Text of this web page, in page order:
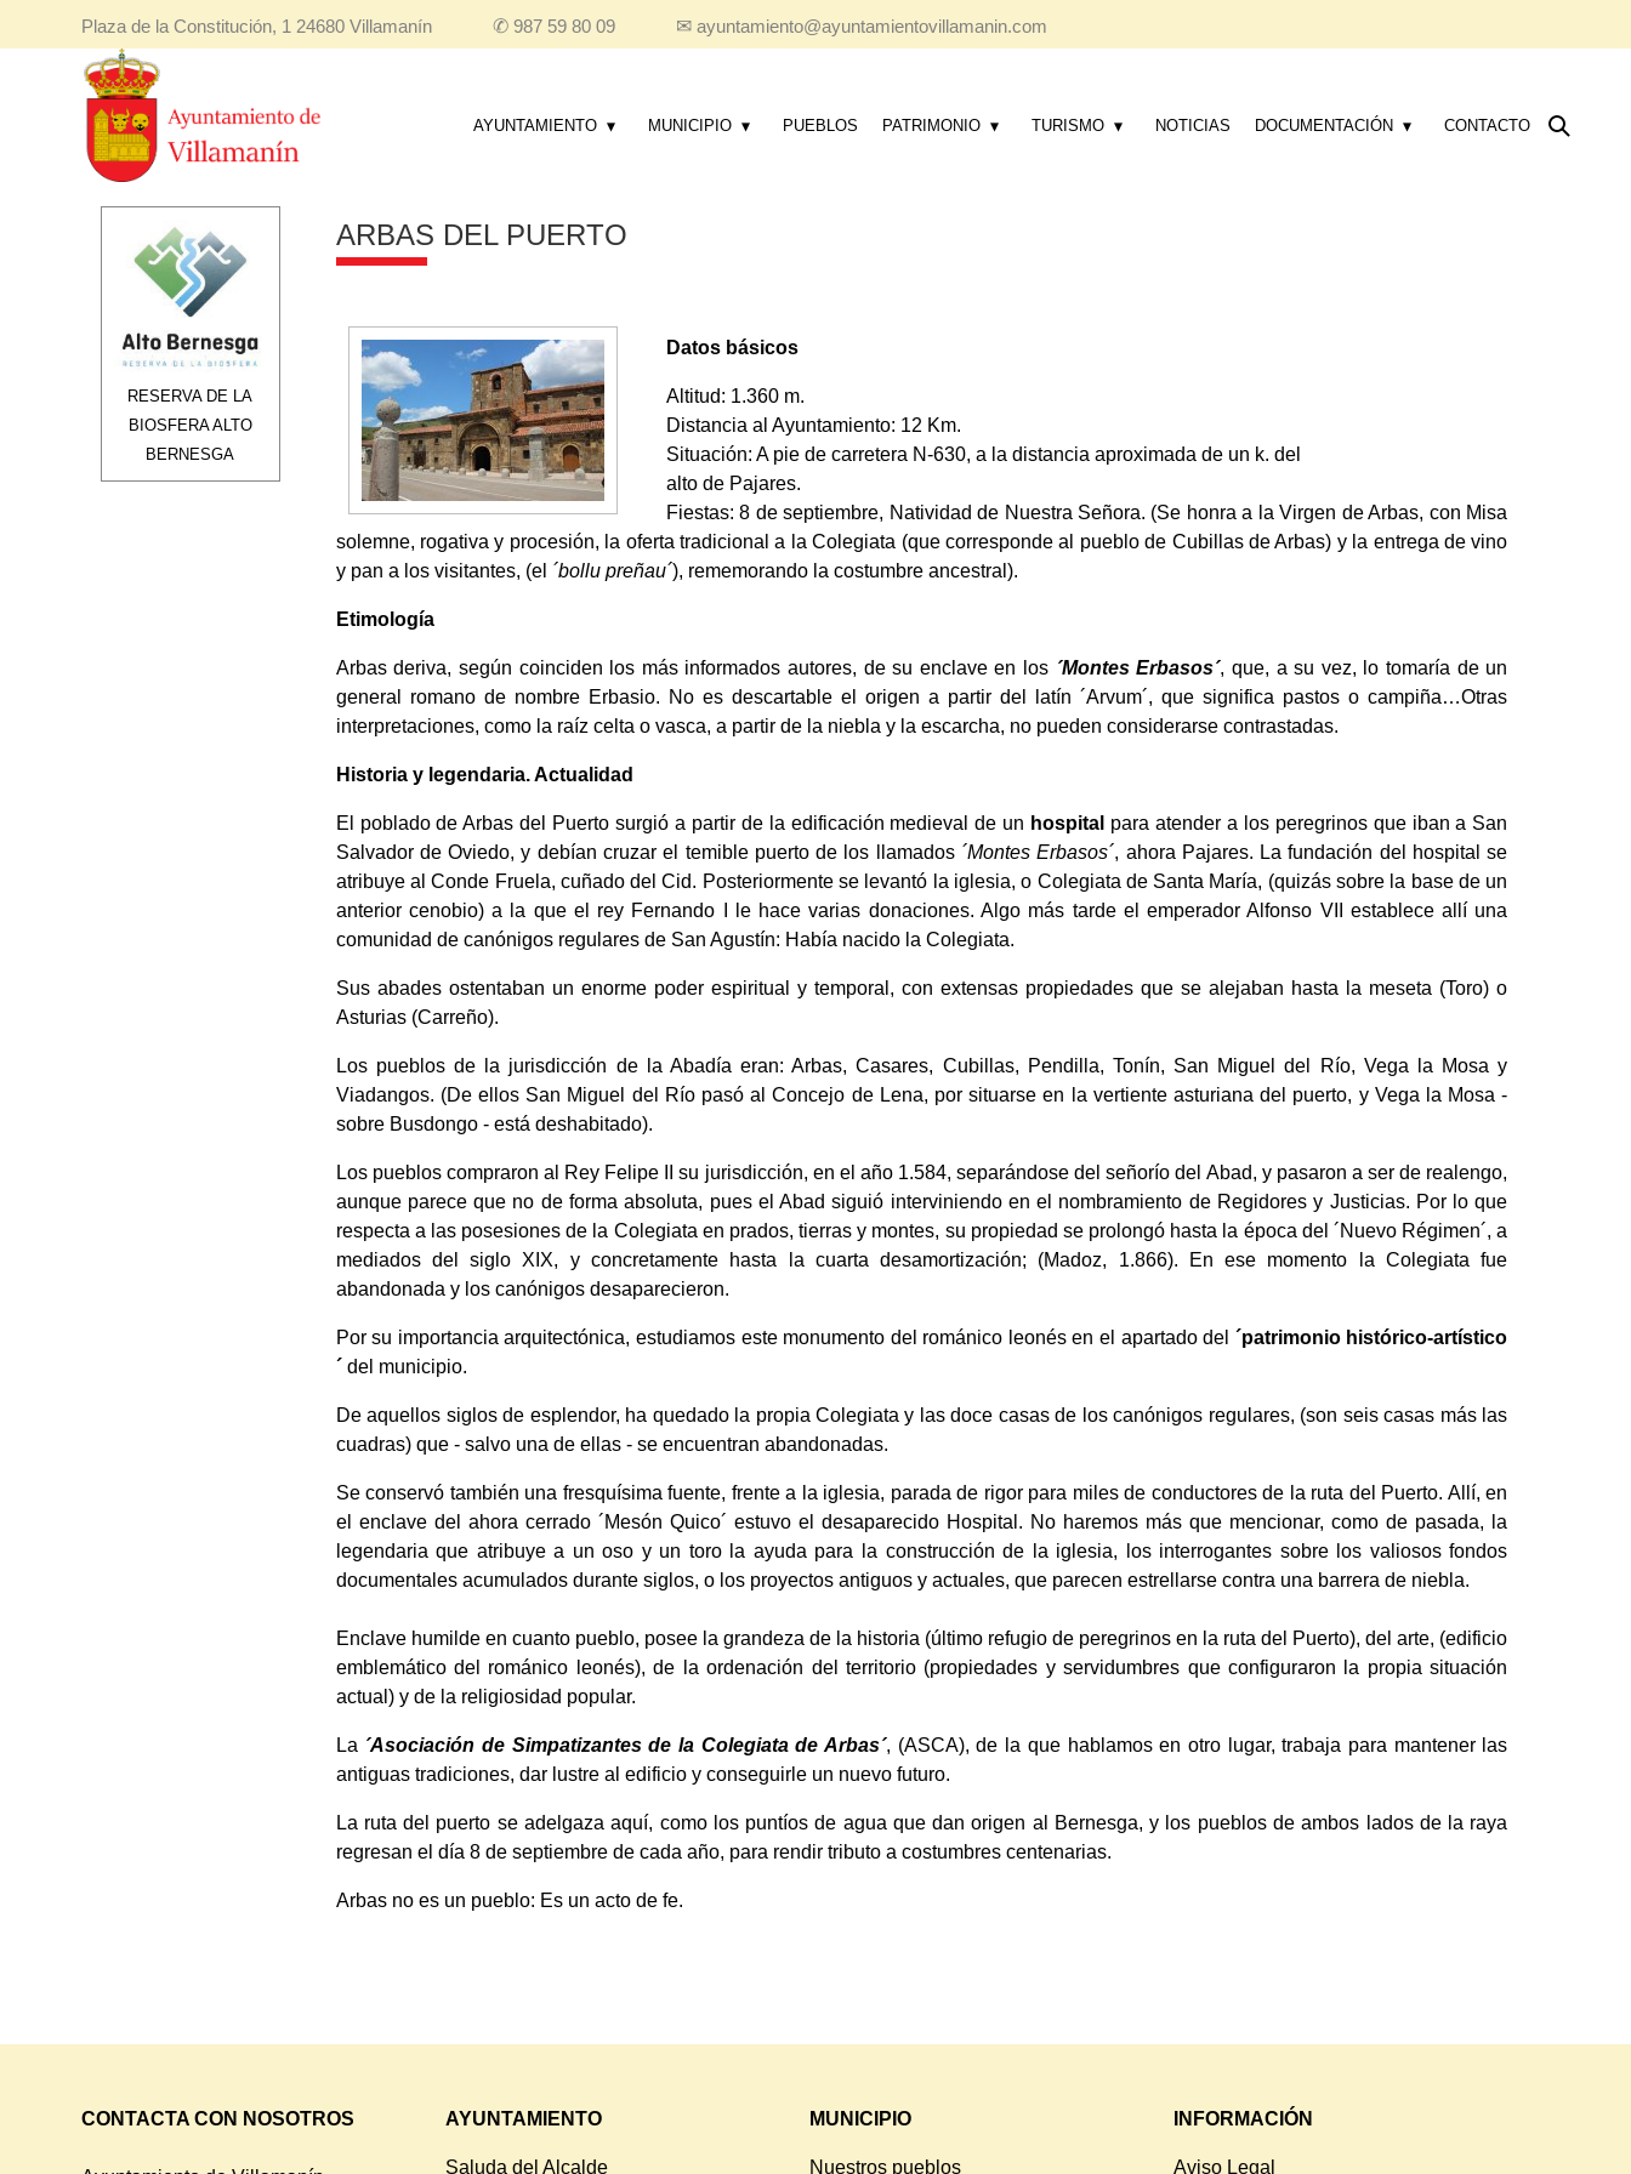
Plaza de la Constitución, 1 24680 Villamanín ✆987 59 80 09 ✉ayuntamiento@ayuntamientovillamanin.com
AYUNTAMIENTO MUNICIPIO PUEBLOS PATRIMONIO TURISMO NOTICIAS DOCUMENTACIÓN CONTACTO
RESERVA DE LA
BIOSFERA ALTO
BERNESGA
ARBAS DEL PUERTO
Datos básicos
Altitud: 1.360 m.
Distancia al Ayuntamiento: 12 Km.
Situación: A pie de carretera N-630, a la distancia aproximada de un k. del
alto de Pajares.
Fiestas: 8 de septiembre, Natividad de Nuestra Señora. (Se honra a la Virgen de Arbas, con Misa
solemne, rogativa y procesión, la oferta tradicional a la Colegiata (que corresponde al pueblo de Cubillas de Arbas) y la entrega de vino
y pan a los visitantes, (el ´bollu preñau´), rememorando la costumbre ancestral).
Etimología
Arbas deriva, según coinciden los más informados autores, de su enclave en los ´Montes Erbasos´, que, a su vez, lo tomaría de un
general romano de nombre Erbasio. No es descartable el origen a partir del latín ´Arvum´, que significa pastos o campiña…Otras
interpretaciones, como la raíz celta o vasca, a partir de la niebla y la escarcha, no pueden considerarse contrastadas.
Historia y legendaria. Actualidad
El poblado de Arbas del Puerto surgió a partir de la edificación medieval de un hospital para atender a los peregrinos que iban a San
Salvador de Oviedo, y debían cruzar el temible puerto de los llamados ´Montes Erbasos´, ahora Pajares. La fundación del hospital se
atribuye al Conde Fruela, cuñado del Cid. Posteriormente se levantó la iglesia, o Colegiata de Santa María, (quizás sobre la base de un
anterior cenobio) a la que el rey Fernando I le hace varias donaciones. Algo más tarde el emperador Alfonso VII establece allí una
comunidad de canónigos regulares de San Agustín: Había nacido la Colegiata.
Sus abades ostentaban un enorme poder espiritual y temporal, con extensas propiedades que se alejaban hasta la meseta (Toro) o
Asturias (Carreño).
Los pueblos de la jurisdicción de la Abadía eran: Arbas, Casares, Cubillas, Pendilla, Tonín, San Miguel del Río, Vega la Mosa y
Viadangos. (De ellos San Miguel del Río pasó al Concejo de Lena, por situarse en la vertiente asturiana del puerto, y Vega la Mosa -
sobre Busdongo - está deshabitado).
Los pueblos compraron al Rey Felipe II su jurisdicción, en el año 1.584, separándose del señorío del Abad, y pasaron a ser de realengo,
aunque parece que no de forma absoluta, pues el Abad siguió interviniendo en el nombramiento de Regidores y Justicias. Por lo que
respecta a las posesiones de la Colegiata en prados, tierras y montes, su propiedad se prolongó hasta la época del ´Nuevo Régimen´, a
mediados del siglo XIX, y concretamente hasta la cuarta desamortización; (Madoz, 1.866). En ese momento la Colegiata fue
abandonada y los canónigos desaparecieron.
Por su importancia arquitectónica, estudiamos este monumento del románico leonés en el apartado del ´patrimonio histórico-artístico
´ del municipio.
De aquellos siglos de esplendor, ha quedado la propia Colegiata y las doce casas de los canónigos regulares, (son seis casas más las
cuadras) que - salvo una de ellas - se encuentran abandonadas.
Se conservó también una fresquísima fuente, frente a la iglesia, parada de rigor para miles de conductores de la ruta del Puerto. Allí, en
el enclave del ahora cerrado ´Mesón Quico´ estuvo el desaparecido Hospital. No haremos más que mencionar, como de pasada, la
legendaria que atribuye a un oso y un toro la ayuda para la construcción de la iglesia, los interrogantes sobre los valiosos fondos
documentales acumulados durante siglos, o los proyectos antiguos y actuales, que parecen estrellarse contra una barrera de niebla.
Enclave humilde en cuanto pueblo, posee la grandeza de la historia (último refugio de peregrinos en la ruta del Puerto), del arte, (edificio
emblemático del románico leonés), de la ordenación del territorio (propiedades y servidumbres que configuraron la propia situación
actual) y de la religiosidad popular.
La ´Asociación de Simpatizantes de la Colegiata de Arbas´, (ASCA), de la que hablamos en otro lugar, trabaja para mantener las
antiguas tradiciones, dar lustre al edificio y conseguirle un nuevo futuro.
La ruta del puerto se adelgaza aquí, como los puntíos de agua que dan origen al Bernesga, y los pueblos de ambos lados de la raya
regresan el día 8 de septiembre de cada año, para rendir tributo a costumbres centenarias.
Arbas no es un pueblo: Es un acto de fe.
CONTACTA CON NOSOTROS AYUNTAMIENTO
Saluda del Alcalde
MUNICIPIO
Nuestros pueblos
INFORMACIÓN
Aviso Legal